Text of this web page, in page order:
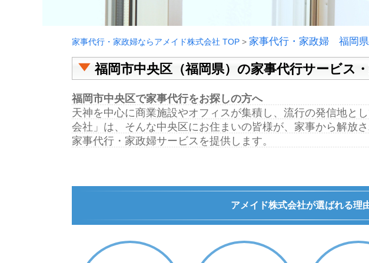
家事代行・家政婦ならアメイド株式会社 TOP > 家事代行・家政婦 福岡県
福岡市中央区（福岡県）の家事代行サービス
福岡市中央区で家事代行をお探しの方へ
天神を中心に商業施設やオフィスが集積し、流行の発信地と
会社」は、そんな中央区にお住まいの皆様が、家事から解放
家事代行・家政婦サービスを提供します。
アメイド株式会社が選ばれる理